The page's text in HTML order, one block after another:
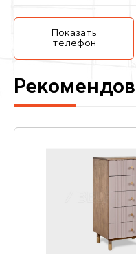
Показать
телефон